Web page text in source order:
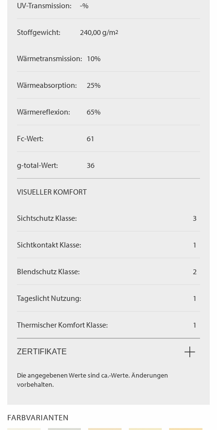
UV-Transmission: -%
Stoffgewicht: 240,00 g/m2
Wärmetransmission: 10%
Wärmeabsorption: 25%
Wärmereflexion: 65%
Fc-Wert: 61
g-total-Wert: 36
VISUELLER KOMFORT
Sichtschutz Klasse: 3
Sichtkontakt Klasse: 1
Blendschutz Klasse: 2
Tageslicht Nutzung: 1
Thermischer Komfort Klasse: 1
ZERTIFIKATE
Die angegebenen Werte sind ca.-Werte. Änderungen
vorbehalten.
FARBVARIANTEN